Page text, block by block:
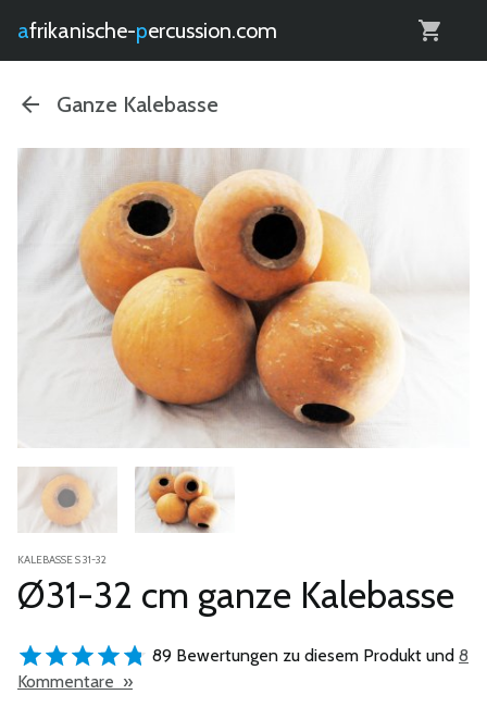
afrikanische- percussion.com
Ganze Kalebasse
KALEBASSE S 31-32
Ø31-32 cm ganze Kalebasse
89 Bewertungen zu diesem Produkt und 8
Kommentare »